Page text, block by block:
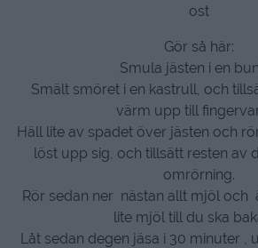
ost
Gör så här:
Smula jästen i en
Smält smöret i en kastrull, och
värm upp till
Häll lite av spadet över jästen och
löst upp sig, och tillsätt resten av
omrörning.
Rör sedan ner nästan allt mjöl och
lite mjöl till du ska
Låt sedan degen jäsa i 30 minuter ,